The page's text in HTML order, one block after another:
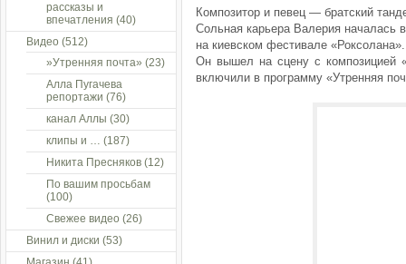
Композитор и певец — братский
Сольная карьера Валерия началась
на киевском фестивале «Роксолана».
Он вышел на сцену с композицией
включили в программу «Утренняя
рассказы и
впечатления (40)
Видео (512)
»Утренняя почта» (23)
Алла Пугачева
репортажи (76)
канал Аллы (30)
клипы и … (187)
Никита Пресняков (12)
По вашим просьбам
(100)
Свежее видео (26)
Винил и диски (53)